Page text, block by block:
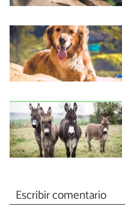
Escribir comentario